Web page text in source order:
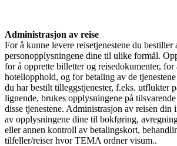
Administrasjon av reise
For å kunne levere reisetjenestene du bestiller
personopplysningene dine til ulike formål.
for å opprette billetter og reisedokumenter, for
hotellopphold, og for betaling av de
du har bestilt tilleggstjenester, f.eks. utflukter
lignende, brukes opplysningene på
disse tjenestene. Administrasjon av reisen din
av opplysningene dine til bokføring,
eller annen kontroll av betalingskort,
tilfeller/reiser hvor TEMA ordner visum..